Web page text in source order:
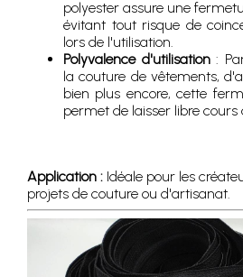
polyester assure une
évitant tout risque de
lors de l'utilisation.
Polyvalence d'utilisation:
la couture de vêtements,
bien plus encore, cette
permet de laisser libre cours
Application : Idéale pour les
projets de couture ou d'artisanat.